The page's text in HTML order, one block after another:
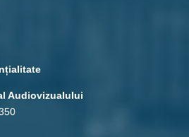
Audiovizualului